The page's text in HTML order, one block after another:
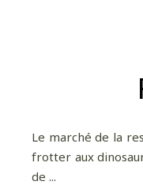
Le marché de la
frotter aux
de ...